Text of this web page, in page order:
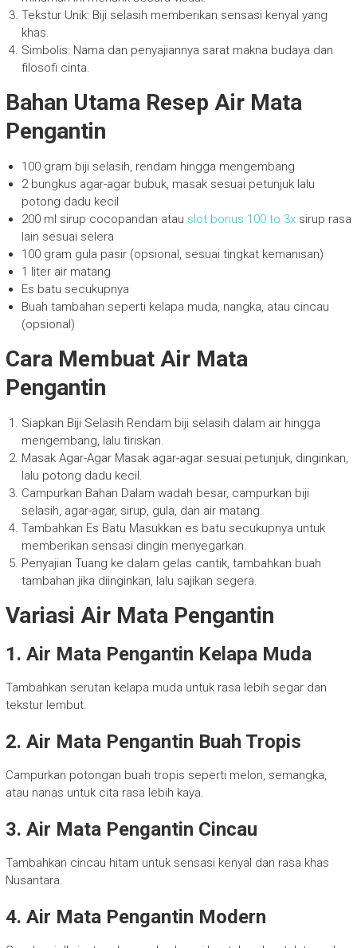
Tekstur Unik: Biji selasih memberikan sensasi kenyal yang
khas.
Simbolis: Nama dan penyajiannya sarat makna budaya dan
filosofi cinta.
Bahan Utama Resep Air Mata
Pengantin
100 gram biji selasih, rendam hingga mengembang
2 bungkus agar-agar bubuk, masak sesuai petunjuk lalu
potong dadu kecil
200 ml sirup cocopandan atau slot bonus 100 to 3xsirup rasa
lain sesuai selera
100 gram gula pasir (opsional, sesuai tingkat kemanisan)
1 liter air matang
Es batu secukupnya
Buah tambahan seperti kelapa muda, nangka, atau cincau
(opsional)
Cara Membuat Air Mata
Pengantin
Siapkan Biji Selasih Rendam biji selasih dalam air hingga
mengembang, lalu tiriskan.
Masak Agar-Agar Masak agar-agar sesuai petunjuk, dinginkan,
lalu potong dadu kecil.
Campurkan Bahan Dalam wadah besar, campurkan biji
selasih, agar-agar, sirup, gula, dan air matang.
Tambahkan Es Batu Masukkan es batu secukupnya untuk
memberikan sensasi dingin menyegarkan.
Penyajian Tuang ke dalam gelas cantik, tambahkan buah
tambahan jika diinginkan, lalu sajikan segera.
Variasi Air Mata Pengantin
1. Air Mata Pengantin Kelapa Muda
Tambahkan serutan kelapa muda untuk rasa lebih segar dan
tekstur lembut.
2. Air Mata Pengantin Buah Tropis
Campurkan potongan buah tropis seperti melon, semangka,
atau nanas untuk cita rasa lebih kaya.
3. Air Mata Pengantin Cincau
Tambahkan cincau hitam untuk sensasi kenyal dan rasa khas
Nusantara.
4. Air Mata Pengantin Modern